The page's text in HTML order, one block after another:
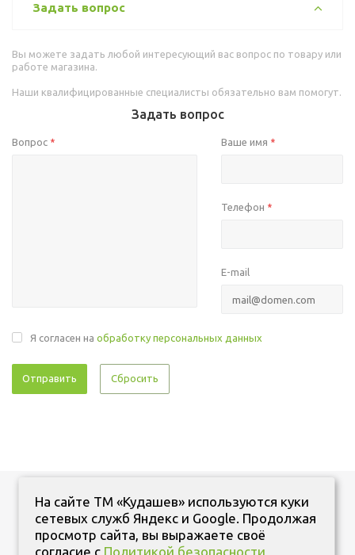
Задать вопрос
Вы можете задать любой интересующий вас вопрос по товару или
работе магазина.
Наши квалифицированные специалисты обязательно вам помогут.
Задать вопрос
Вопрос * Ваше имя *
Телефон *
E-mail
Я согласен на обработку персональных данных
Сбросить
На сайте ТМ «Кудашев» используются куки
сетевых служб Яндекс и Google. Продолжая
просмотр сайта, вы выражаете своё
согласие с Политикой безопасности